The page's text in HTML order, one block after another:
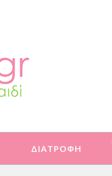
ΔΙΑΤΡΟΦΗ